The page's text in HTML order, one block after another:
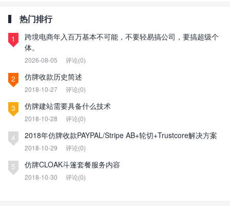
热门排行
1
跨境电商年入百万基本不可能，不要轻易搞公司，要搞超级个
体。
2026-08-05 评论(0)
2 仿牌收款历史简述
2018-10-27 评论(0)
3 仿牌建站需要具备什么技术
2018-10-28 评论(0)
4 2018年仿牌收款PAYPAL/Stripe AB+轮切+Trustcore解决方案
2018-10-29 评论(0)
5 仿牌CLOAK斗篷套餐服务内容
2018-10-30 评论(0)